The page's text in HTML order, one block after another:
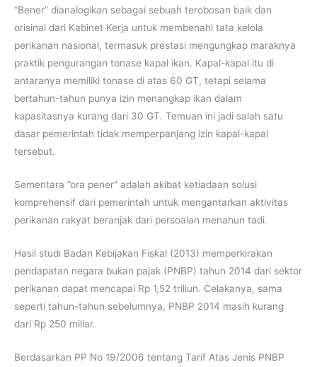
”Bener” dianalogikan sebagai sebuah terobosan baik dan
orisinal dari Kabinet Kerja untuk membenahi tata kelola
perikanan nasional, termasuk prestasi mengungkap maraknya
praktik pengurangan tonase kapal ikan. Kapal-kapal itu di
antaranya memiliki tonase di atas 60 GT, tetapi selama
bertahun-tahun punya izin menangkap ikan dalam
kapasitasnya kurang dari 30 GT. Temuan ini jadi salah satu
dasar pemerintah tidak memperpanjang izin kapal-kapal
tersebut.
Sementara ”ora pener” adalah akibat ketiadaan solusi
komprehensif dari pemerintah untuk mengantarkan aktivitas
perikanan rakyat beranjak dari persoalan menahun tadi.
Hasil studi Badan Kebijakan Fiskal (2013) memperkirakan
pendapatan negara bukan pajak (PNBP) tahun 2014 dari sektor
perikanan dapat mencapai Rp 1,52 triliun. Celakanya, sama
seperti tahun-tahun sebelumnya, PNBP 2014 masih kurang
dari Rp 250 miliar.
Berdasarkan PP No 19/2006 tentang Tarif Atas Jenis PNBP